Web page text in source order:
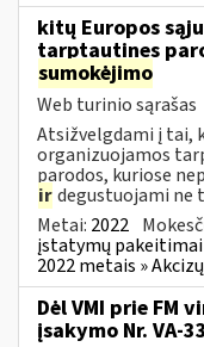
kitų Europos
tarptautines
sumokėjimo
Web turinio sąrašas
Atsižvelgdami į tai,
organizuojamos
parodos, kuriose
irdegustuojami ne
Metai: 2022
įstatymų
2022 metais »
Dėl VMI prie FM
įsakymo Nr. VA-33